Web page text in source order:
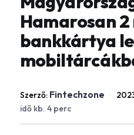
Hamarosan
bankkártya
Szerző: Fintechzone ·
idő kb. 4 perc